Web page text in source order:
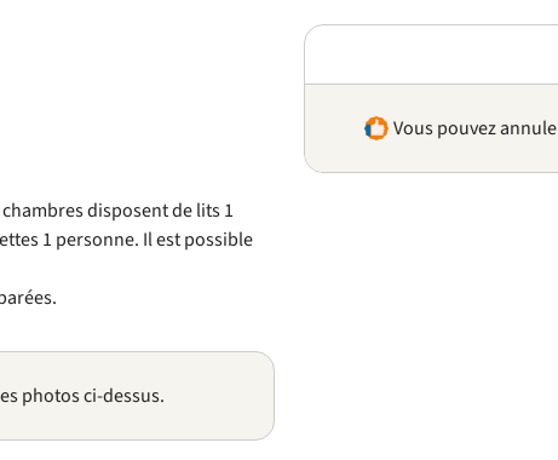
disposent de lits 1
1 personne. Il est possible
photos ci-dessus.
Vous pouvez